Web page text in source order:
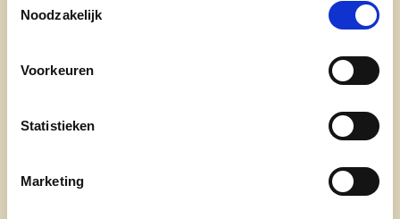
Noodzakelijk
Voorkeuren
Statistieken
Marketing